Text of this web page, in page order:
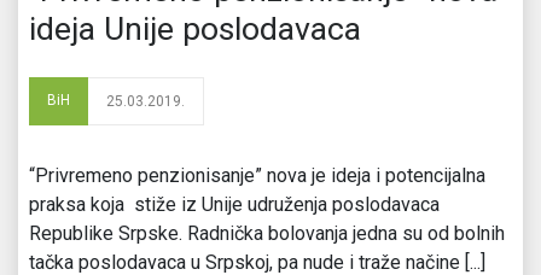
ideja Unije poslodavaca
BiH 25.03.2019.
“Privremeno penzionisanje” nova je ideja i potencijalna
praksa koja stiže iz Unije udruženja poslodavaca
Republike Srpske. Radnička bolovanja jedna su od bolnih
tačka poslodavaca u Srpskoj, pa nude i traže načine [...]